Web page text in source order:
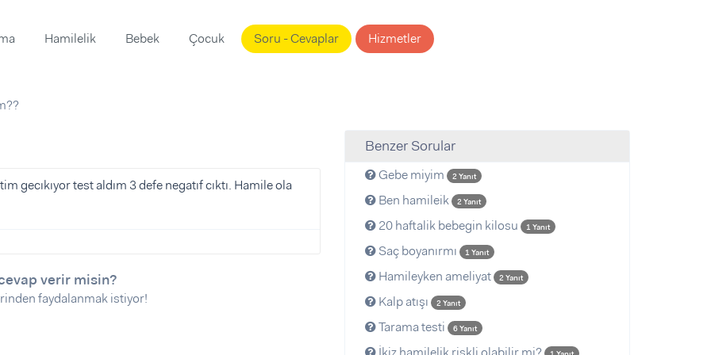
Hamilelik Bebek Çocuk Soru - Cevaplar Hizmetler
gecıkıyor test aldım 3 defe negatıf cıktı. Hamile ola
verir misin?
faydalanmak istiyor!
Benzer Sorular
Gebe miyim 2 Yanıt
Ben hamileik 2 Yanıt
20 haftalik bebegin kilosu 1 Yanıt
Saç boyanırmı 1 Yanıt
Hamileyken ameliyat 2 Yanıt
Kalp atışı 2 Yanıt
Tarama testi 6 Yanıt